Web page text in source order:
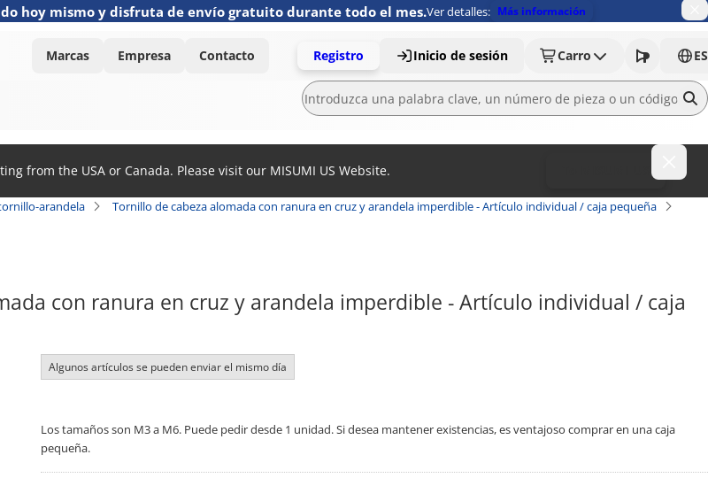
hoy mismo y disfruta de envío gratuito durante todo el mes.Ver detalles: Más información
Marcas Empresa Contacto Registro Inicio de sesión Carro ES
from the USA or Canada. Please visit our MISUMI US Website.
arandela
Tornillo de cabeza alomada con ranura en cruz y arandela imperdible - Artículo individual / caja pequeña
con ranura en cruz y arandela imperdible - Artículo individual / caja
Algunos artículos se pueden enviar el mismo día
Los tamaños son M3 a M6. Puede pedir desde 1 unidad. Si desea mantener existencias, es ventajoso comprar en una caja
pequeña.